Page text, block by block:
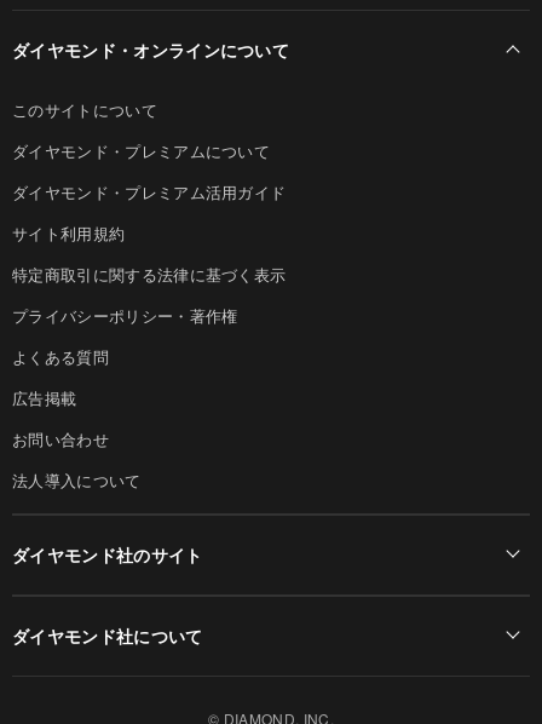
ダイヤモンド・オンラインについて
このサイトについて
ダイヤモンド・プレミアムについて
ダイヤモンド・プレミアム活用ガイド
サイト利用規約
特定商取引に関する法律に基づく表示
プライバシーポリシー・著作権
よくある質問
広告掲載
お問い合わせ
法人導入について
ダイヤモンド社のサイト
ダイヤモンド社について
© DIAMOND, INC.